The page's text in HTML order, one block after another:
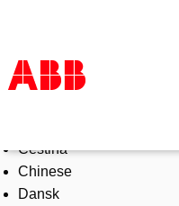
Products & Solutions
Industries
Services
Čeština
Chinese
Dansk